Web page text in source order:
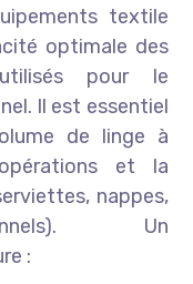
textile
optimale des
pour le
Il est essentiel
de linge à
et la
nappes,
Un
: